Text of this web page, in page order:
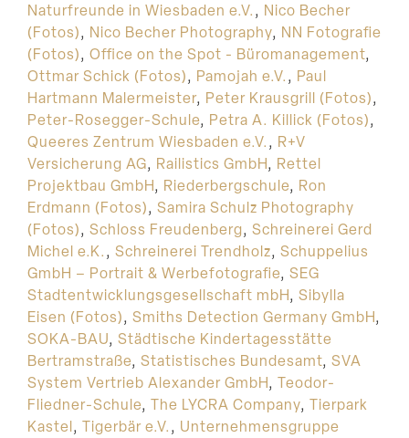
Naturfreunde in Wiesbaden e.V., Nico Becher
(Fotos), Nico Becher Photography, NN Fotografie
(Fotos), Office on the Spot - Büromanagement,
Ottmar Schick (Fotos), Pamojah e.V., Paul
Hartmann Malermeister, Peter Krausgrill (Fotos),
Peter-Rosegger-Schule, Petra A. Killick (Fotos),
Queeres Zentrum Wiesbaden e.V., R+V
Versicherung AG, Railistics GmbH, Rettel
Projektbau GmbH, Riederbergschule, Ron
Erdmann (Fotos), Samira Schulz Photography
(Fotos), Schloss Freudenberg, Schreinerei Gerd
Michel e.K., Schreinerei Trendholz, Schuppelius
GmbH – Portrait & Werbefotografie, SEG
Stadtentwicklungsgesellschaft mbH, Sibylla
Eisen (Fotos), Smiths Detection Germany GmbH,
SOKA-BAU, Städtische Kindertagesstätte
Bertramstraße, Statistisches Bundesamt, SVA
System Vertrieb Alexander GmbH, Teodor-
Fliedner-Schule, The LYCRA Company, Tierpark
Kastel, Tigerbär e.V., Unternehmensgruppe